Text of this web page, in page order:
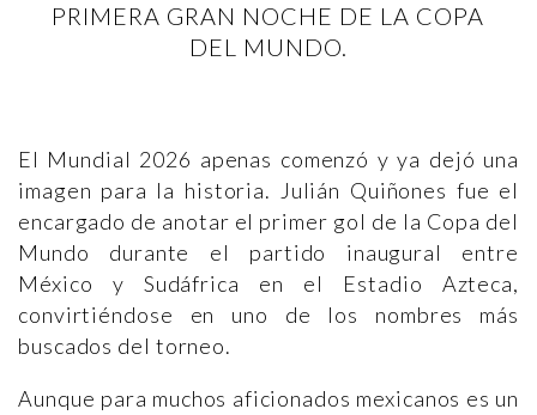
PRIMERA GRAN NOCHE DE LA COPA
DEL MUNDO.
El Mundial 2026 apenas comenzó y ya dejó una
imagen para la historia. Julián Quiñones fue el
encargado de anotar el primer gol de la Copa del
Mundo durante el partido inaugural entre
México y Sudáfrica en el Estadio Azteca,
convirtiéndose en uno de los nombres más
buscados del torneo.
Aunque para muchos aficionados mexicanos es un